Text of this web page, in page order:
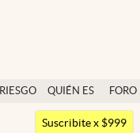
RIESGO
QUIÉN ES
QUIÉN
FORO
Argentina
Suscribite x $999